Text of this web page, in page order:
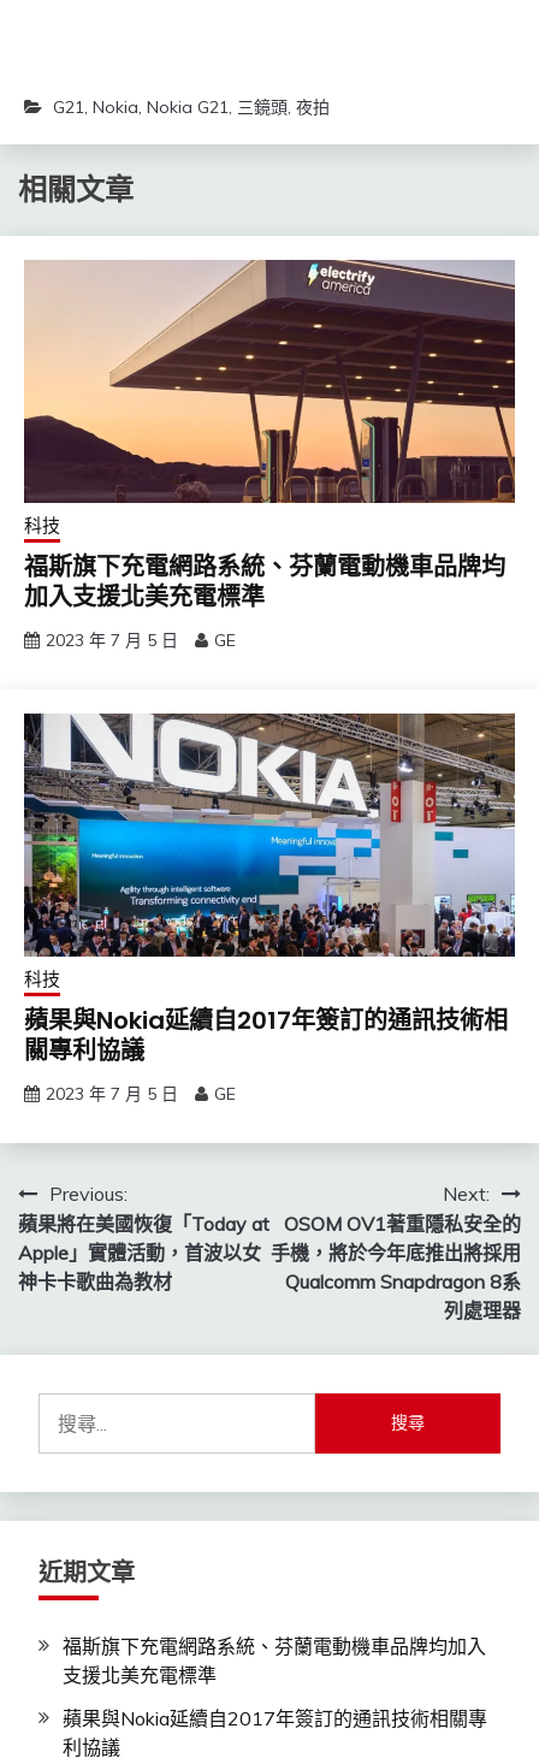
G21, Nokia, Nokia G21, 三鏡頭, 夜拍
相關文章
科技
福斯旗下充電網路系統、芬蘭電動機車品牌均
加入支援北美充電標準
2023 年 7 月 5 日 GE
科技
蘋果與Nokia延續自2017年簽訂的通訊技術相
關專利協議
2023 年 7 月 5 日 GE
文
章
導
Previous:
蘋果將在美國恢復「Today at
Apple」實體活動，首波以女
神卡卡歌曲為教材
Next:
OSOM OV1著重隱私安全的
手機，將於今年底推出將採用
Qualcomm Snapdragon 8系
列處理器
鍵
字:
近期文章
福斯旗下充電網路系統、芬蘭電動機車品牌均加入
支援北美充電標準
蘋果與Nokia延續自2017年簽訂的通訊技術相關專
利協議